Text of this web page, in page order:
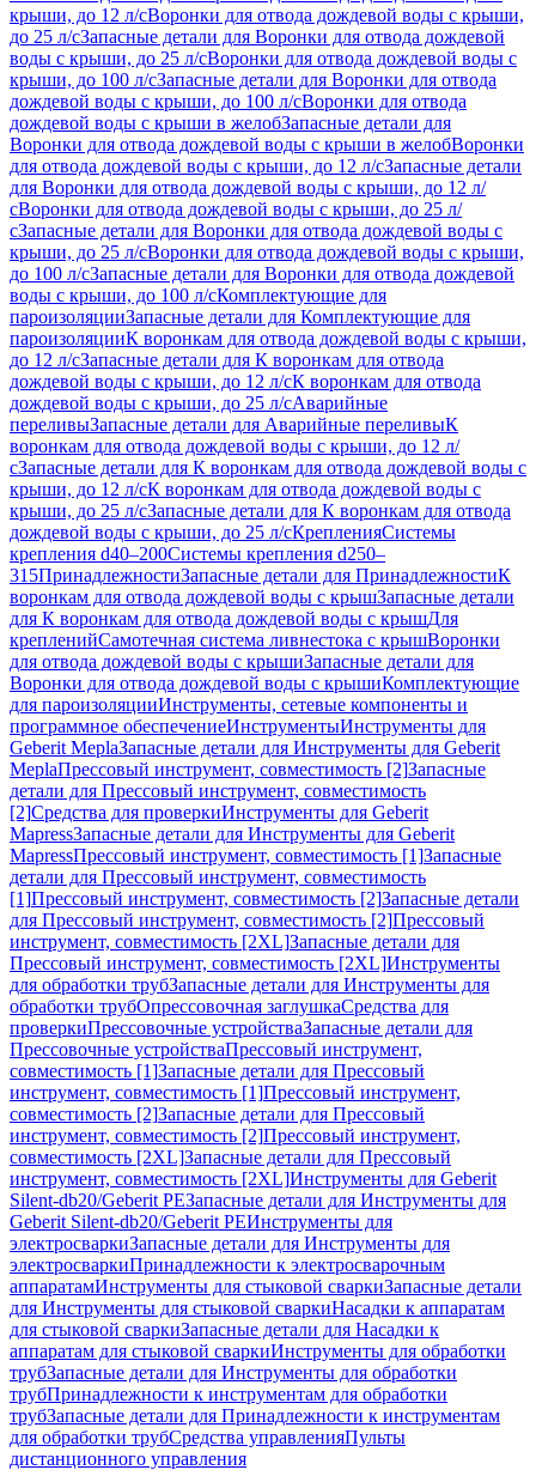
крыши, до 12 л/сВоронки для отвода дождевой воды с крыши,
до 25 л/сЗапасные детали для Воронки для отвода дождевой
воды с крыши, до 25 л/сВоронки для отвода дождевой воды с
крыши, до 100 л/сЗапасные детали для Воронки для отвода
дождевой воды с крыши, до 100 л/сВоронки для отвода
дождевой воды с крыши в желобЗапасные детали для
Воронки для отвода дождевой воды с крыши в желобВоронки
для отвода дождевой воды с крыши, до 12 л/сЗапасные детали
для Воронки для отвода дождевой воды с крыши, до 12 л/
сВоронки для отвода дождевой воды с крыши, до 25 л/
сЗапасные детали для Воронки для отвода дождевой воды с
крыши, до 25 л/сВоронки для отвода дождевой воды с крыши,
до 100 л/сЗапасные детали для Воронки для отвода дождевой
воды с крыши, до 100 л/сКомплектующие для
пароизоляцииЗапасные детали для Комплектующие для
пароизоляцииК воронкам для отвода дождевой воды с крыши,
до 12 л/сЗапасные детали для К воронкам для отвода
дождевой воды с крыши, до 12 л/сК воронкам для отвода
дождевой воды с крыши, до 25 л/сАварийные
переливыЗапасные детали для Аварийные переливыК
воронкам для отвода дождевой воды с крыши, до 12 л/
сЗапасные детали для К воронкам для отвода дождевой воды с
крыши, до 12 л/сК воронкам для отвода дождевой воды с
крыши, до 25 л/сЗапасные детали для К воронкам для отвода
дождевой воды с крыши, до 25 л/сКрепленияСистемы
крепления d40–200Системы крепления d250–
315ПринадлежностиЗапасные детали для ПринадлежностиК
воронкам для отвода дождевой воды с крышЗапасные детали
для К воронкам для отвода дождевой воды с крышДля
крепленийСамотечная система ливнестока с крышВоронки
для отвода дождевой воды с крышиЗапасные детали для
Воронки для отвода дождевой воды с крышиКомплектующие
для пароизоляцииИнструменты, сетевые компоненты и
программное обеспечениеИнструментыИнструменты для
Geberit MeplaЗапасные детали для Инструменты для Geberit
MeplaПрессовый инструмент, совместимость [2]Запасные
детали для Прессовый инструмент, совместимость
[2]Средства для проверкиИнструменты для Geberit
MapressЗапасные детали для Инструменты для Geberit
MapressПрессовый инструмент, совместимость [1]Запасные
детали для Прессовый инструмент, совместимость
[1]Прессовый инструмент, совместимость [2]Запасные детали
для Прессовый инструмент, совместимость [2]Прессовый
инструмент, совместимость [2XL]Запасные детали для
Прессовый инструмент, совместимость [2XL]Инструменты
для обработки трубЗапасные детали для Инструменты для
обработки трубОпрессовочная заглушкаСредства для
проверкиПрессовочные устройстваЗапасные детали для
Прессовочные устройстваПрессовый инструмент,
совместимость [1]Запасные детали для Прессовый
инструмент, совместимость [1]Прессовый инструмент,
совместимость [2]Запасные детали для Прессовый
инструмент, совместимость [2]Прессовый инструмент,
совместимость [2XL]Запасные детали для Прессовый
инструмент, совместимость [2XL]Инструменты для Geberit
Silent-db20/Geberit PEЗапасные детали для Инструменты для
Geberit Silent-db20/Geberit PEИнструменты для
электросваркиЗапасные детали для Инструменты для
электросваркиПринадлежности к электросварочным
аппаратамИнструменты для стыковой сваркиЗапасные детали
для Инструменты для стыковой сваркиНасадки к аппаратам
для стыковой сваркиЗапасные детали для Насадки к
аппаратам для стыковой сваркиИнструменты для обработки
трубЗапасные детали для Инструменты для обработки
трубПринадлежности к инструментам для обработки
трубЗапасные детали для Принадлежности к инструментам
для обработки трубСредства управленияПульты
дистанционного управления